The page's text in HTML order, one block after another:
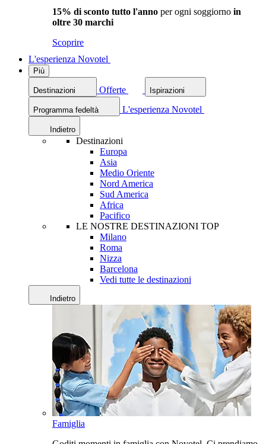
15% di sconto tutto l'anno per ogni soggiorno in
oltre 30 marchi
Scoprire
L'esperienza Novotel
Più
Destinazioni Offerte Ispirazioni
Programma fedeltà L'esperienza Novotel
Indietro
Destinazioni
Europa
Asia
Medio Oriente
Nord America
Sud America
Africa
Pacifico
LE NOSTRE DESTINAZIONI TOP
Milano
Roma
Nizza
Barcelona
Vedi tutte le destinazioni
Indietro
Famiglia